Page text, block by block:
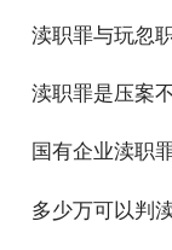
第三百九十七
失的，处三年
的，处三年以
渎职罪与玩忽
渎职罪是压案
国有企业渎职
多少万可以判